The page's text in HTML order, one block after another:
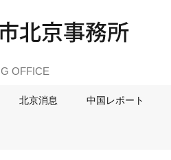
OFFICE
北京消息 中国レポート